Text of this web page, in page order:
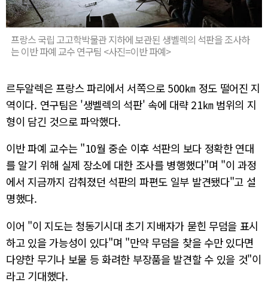
프랑스 국립 고고학박물관 지하에 보관된 생벨렉의 석판을 조사하
는 이반 파예 교수 연구팀 <사진=이반 파예>
르두알렉은 프랑스 파리에서 서쪽으로 500㎞ 정도 떨어진 지
역이다. 연구팀은 '생벨렉의 석판' 속에 대략 21㎞ 범위의 지
형이 담긴 것으로 파악했다.
이반 파예 교수는 "10월 중순 이후 석판의 보다 정확한 연대
를 알기 위해 실제 장소에 대한 조사를 병행했다"며 "이 과정
에서 지금까지 감춰졌던 석판의 파편도 일부 발견됐다"고 설
명했다.
이어 "이 지도는 청동기시대 초기 지배자가 묻힌 무덤을 표시
하고 있을 가능성이 있다"며 "만약 무덤을 찾을 수만 있다면
다양한 무기나 보물 등 화려한 부장품을 발견할 수 있을 것"이
라고 기대했다.